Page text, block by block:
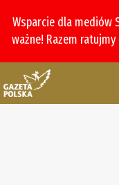
Wsparcie dla mediów
ważne! Razem